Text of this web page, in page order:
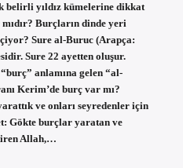
belirli yıldız kümelerine dikkat
Burçların dinde yeri
Sure al-Buruc (Arapça:
anlamına gelen “al-
Kerim’de burç var mı?
ve onları seyredenler için
Gökte burçlar yaratan ve
Allah,…